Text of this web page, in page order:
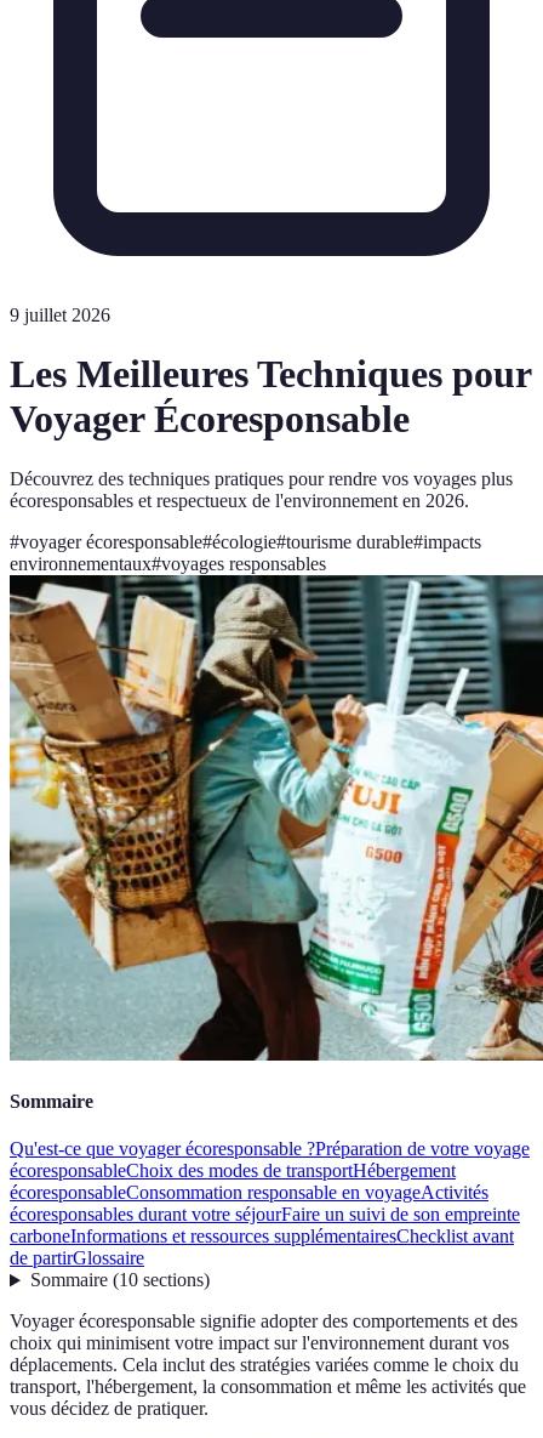
9 juillet 2026
Les Meilleures Techniques pour
Voyager Écoresponsable
Découvrez des techniques pratiques pour rendre vos voyages plus
écoresponsables et respectueux de l'environnement en 2026.
#voyager écoresponsable#écologie#tourisme durable#impacts
environnementaux#voyages responsables
Sommaire
Qu'est-ce que voyager écoresponsable ?Préparation de votre voyage
écoresponsableChoix des modes de transportHébergement
écoresponsableConsommation responsable en voyageActivités
écoresponsables durant votre séjourFaire un suivi de son empreinte
carboneInformations et ressources supplémentairesChecklist avant
de partirGlossaire
Sommaire(10 sections)
Voyager écoresponsable signifie adopter des comportements et des
choix qui minimisent votre impact sur l'environnement durant vos
déplacements. Cela inclut des stratégies variées comme le choix du
transport, l'hébergement, la consommation et même les activités que
vous décidez de pratiquer.